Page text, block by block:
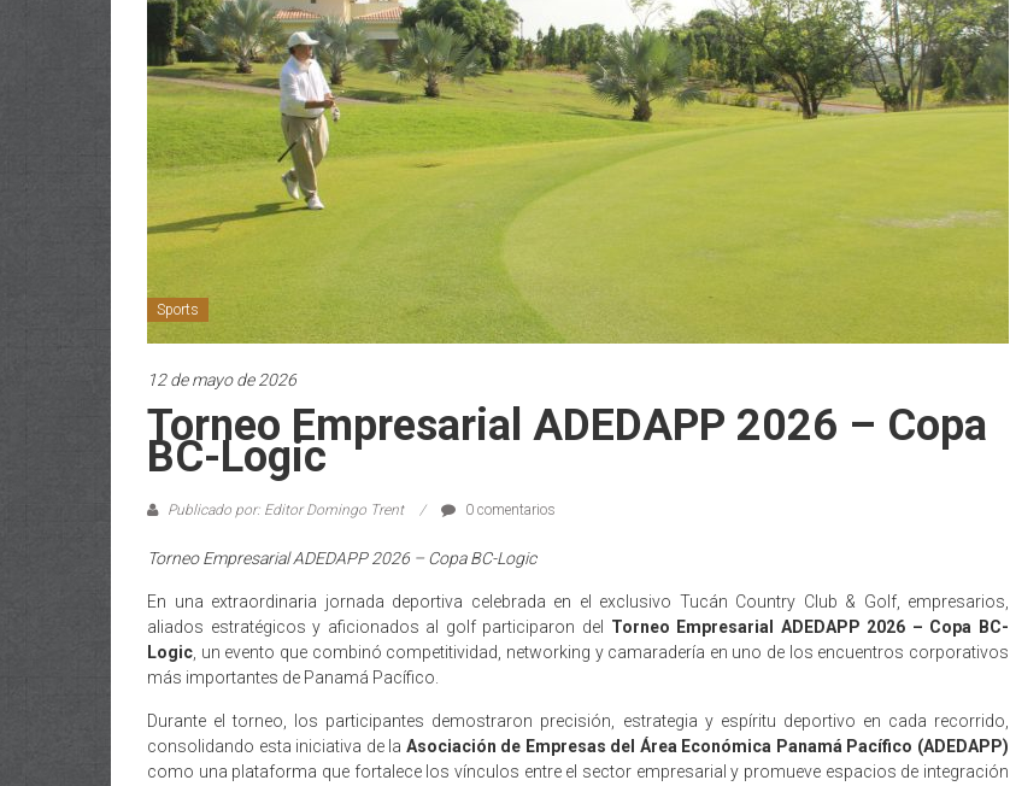
Sports
12 de mayo de 2026
Torneo Empresarial ADEDAPP 2026 – Copa
BC-Logic
Publicado por: Editor Domingo Trent 0 comentarios
Torneo Empresarial ADEDAPP 2026 – Copa BC-Logic
En una extraordinaria jornada deportiva celebrada en el exclusivo Tucán Country Club & Golf, empresarios,
aliados estratégicos y aficionados al golf participaron del Torneo Empresarial ADEDAPP 2026 – Copa BC-
Logic , un evento que combinó competitividad, networking y camaradería en uno de los encuentros corporativos
más importantes de Panamá Pacífico.
Durante el torneo, los participantes demostraron precisión, estrategia y espíritu deportivo en cada recorrido,
consolidando esta iniciativa de la Asociación de Empresas del Área Económica Panamá Pacífico (ADEDAPP)
como una plataforma que fortalece los vínculos entre el sector empresarial y promueve espacios de integración